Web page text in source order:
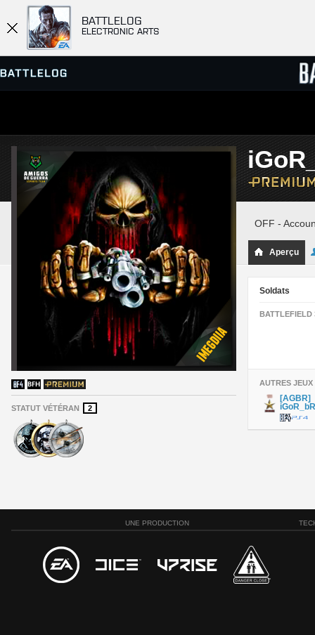
BATTLELOG
ELECTRONIC ARTS
PARTIES
STATUT VÉTÉRAN 2
OFF -
Aperçu
Soldats
BATTLEFIELD
AUTRES JEUX
[AGBR]
UNE PRODUCTION